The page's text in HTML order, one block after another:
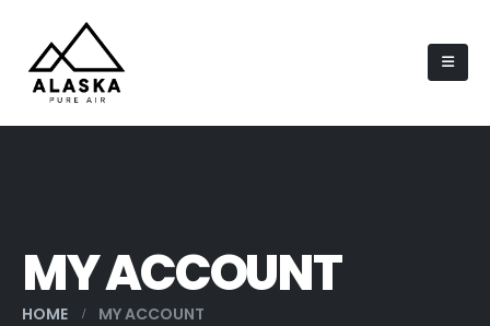
MY ACCOUNT
HOME MY ACCOUNT